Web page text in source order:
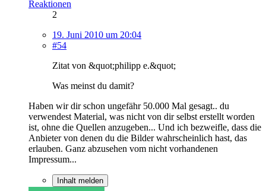
Reaktionen
2
19. Juni 2010 um 20:04
#54
Zitat von &quot;philipp e.&quot;
Was meinst du damit?
Haben wir dir schon ungefähr 50.000 Mal gesagt.. du
verwendest Material, was nicht von dir selbst erstellt worden
ist, ohne die Quellen anzugeben... Und ich bezweifle, dass die
Anbieter von denen du die Bilder wahrscheinlich hast, das
erlauben. Ganz abzusehen vom nicht vorhandenen
Impressum...
Inhalt melden